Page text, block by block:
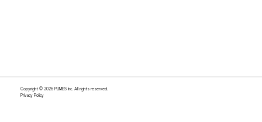
Copyright © 2026 PLIMES Inc. All rights reserved.
Privacy Policy